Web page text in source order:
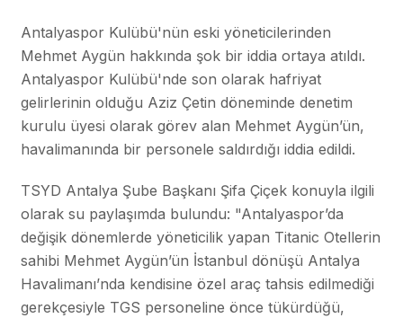
Antalyaspor Kulübü'nün eski yöneticilerinden
Mehmet Aygün hakkında şok bir iddia ortaya atıldı.
Antalyaspor Kulübü'nde son olarak hafriyat
gelirlerinin olduğu Aziz Çetin döneminde denetim
kurulu üyesi olarak görev alan Mehmet Aygün’ün,
havalimanında bir personele saldırdığı iddia edildi.
TSYD Antalya Şube Başkanı Şifa Çiçek konuyla ilgili
olarak su paylaşımda bulundu: "Antalyaspor’da
değişik dönemlerde yöneticilik yapan Titanic Otellerin
sahibi Mehmet Aygün’ün İstanbul dönüşü Antalya
Havalimanı’nda kendisine özel araç tahsis edilmediği
gerekçesiyle TGS personeline önce tükürdüğü,